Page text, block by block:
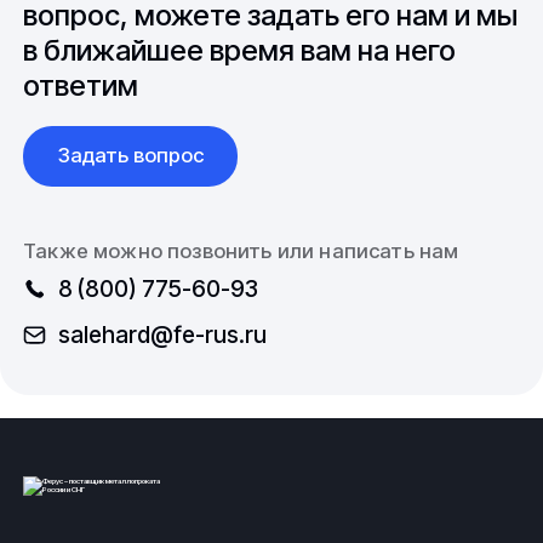
могут находиться в одной или нескольких
плоскостях, располагаться под углом 30, 45, 87
градусов.
Свойства
Использование полипропилена для производства
множеством характерных особенностей:
химическая устойчивость к слабо и умеренно
агрессивным средам;
стабильность при экстремальных температурах;
известкового налета;
вопрос, можете задать его нам и мы
в ближайшее время вам на него
ответим
Задать вопрос
Также можно позвонить или написать нам
8 (800) 775-60-93
salehard@fe-rus.ru